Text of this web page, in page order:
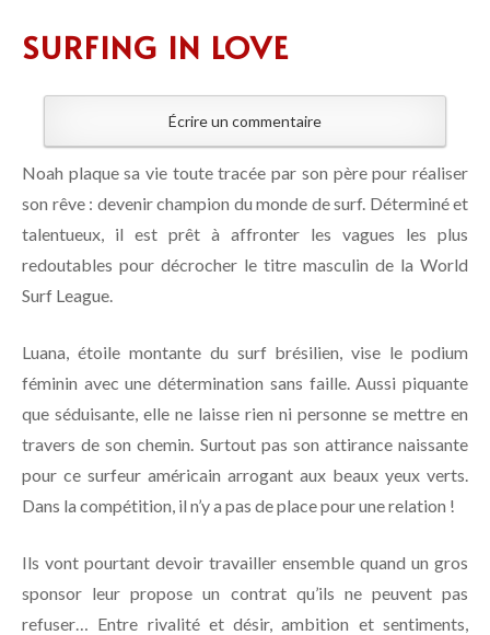
SURFING IN LOVE
Écrire un commentaire
Noah plaque sa vie toute tracée par son père pour réaliser
son rêve : devenir champion du monde de surf. Déterminé et
talentueux, il est prêt à affronter les vagues les plus
redoutables pour décrocher le titre masculin de la World
Surf League.
Luana, étoile montante du surf brésilien, vise le podium
féminin avec une détermination sans faille. Aussi piquante
que séduisante, elle ne laisse rien ni personne se mettre en
travers de son chemin. Surtout pas son attirance naissante
pour ce surfeur américain arrogant aux beaux yeux verts.
Dans la compétition, il n’y a pas de place pour une relation !
Ils vont pourtant devoir travailler ensemble quand un gros
sponsor leur propose un contrat qu’ils ne peuvent pas
refuser… Entre rivalité et désir, ambition et sentiments,